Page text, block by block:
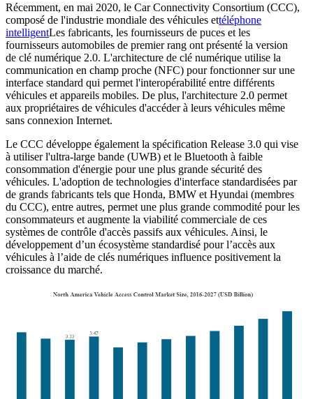
Récemment, en mai 2020, le Car Connectivity Consortium (CCC),
composé de l'industrie mondiale des véhicules ettéléphone
intelligentLes fabricants, les fournisseurs de puces et les
fournisseurs automobiles de premier rang ont présenté la version
de clé numérique 2.0. L'architecture de clé numérique utilise la
communication en champ proche (NFC) pour fonctionner sur une
interface standard qui permet l'interopérabilité entre différents
véhicules et appareils mobiles. De plus, l'architecture 2.0 permet
aux propriétaires de véhicules d'accéder à leurs véhicules même
sans connexion Internet.
Le CCC développe également la spécification Release 3.0 qui vise
à utiliser l'ultra-large bande (UWB) et le Bluetooth à faible
consommation d'énergie pour une plus grande sécurité des
véhicules. L'adoption de technologies d'interface standardisées par
de grands fabricants tels que Honda, BMW et Hyundai (membres
du CCC), entre autres, permet une plus grande commodité pour les
consommateurs et augmente la viabilité commerciale de ces
systèmes de contrôle d'accès passifs aux véhicules. Ainsi, le
développement d’un écosystème standardisé pour l’accès aux
véhicules à l’aide de clés numériques influence positivement la
croissance du marché.